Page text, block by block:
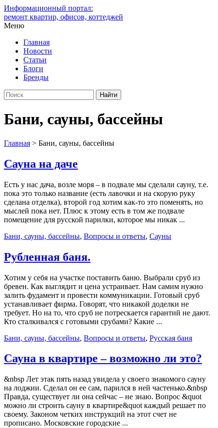
Информационный портал:
ремонт квартир, офисов, коттеджей
Меню
Главная
Новости
Статьи
Блоги
Бренды
Бани, сауны, бассейны
Главная > Бани, сауны, бассейны
Сауна на даче
Есть у нас дача, возле моря – в подвале мы сделали сауну, т.е.
пока это только название (есть лавочки и на скорую руку
сделана отделка), второй год хотим как-то это поменять, но
мыслей пока нет. Плюс к этому есть в том же подвале
помещение для русской парилки, которое мы никак ...
Бани, сауны, бассейны, Вопросы и ответы, Сауны
Рубленная баня.
Хотим у себя на участке поставить баню. Выбрали сруб из
бревен. Как выглядит и цена устраивает. Нам самим нужно
залить фудамент и провести коммуникации. Готовый сруб
устанавливает фирма. Говорят, что никакой доделки не
требует. Но на то, что сруб не потрескается гарантий не дают.
Кто сталкивался с готовыми срубами? Какие ...
Бани, сауны, бассейны, Вопросы и ответы, Русская баня
Сауна в квартире – возможно ли это?
&nbsp Лет этак пять назад увидела у своего знакомого сауну
на лоджии. Сделал он ее сам, парился в ней частенько.&nbsp
Правда, существует ли она сейчас – не знаю. Вопрос &quot
можно ли строить сауну в квартире&quot каждый решает по
своему. Законом четких инструкций на этот счет не
прописано. Московские городские ...